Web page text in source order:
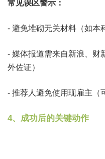
常见误区警示：
- 避免堆砌无关材料（如本
- 媒体报道需来自新浪、财
外佐证）
- 推荐人避免使用现雇主（
4、成功后的关键动作